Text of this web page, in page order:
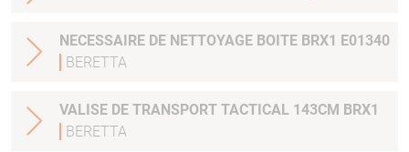
NECESSAIRE DE NETTOYAGE BOITE BRX1 E01340
BERETTA
VALISE DE TRANSPORT TACTICAL 143CM BRX1
BERETTA